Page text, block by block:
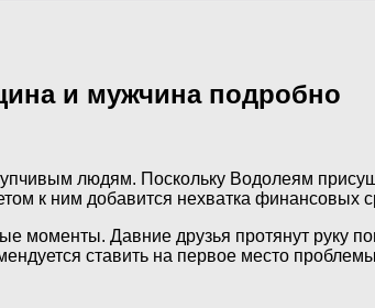
и мужчина подробно
людям. Поскольку Водолеям
к ним добавится нехватка финансовых
моменты. Давние друзья протянут руку
ставить на первое место